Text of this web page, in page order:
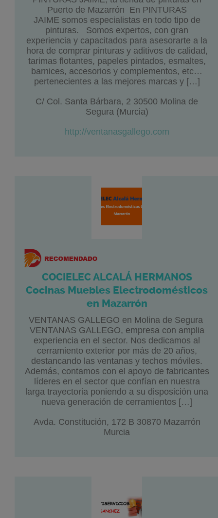
Puerto de Mazarrón En PINTURAS
JAIME somos especialistas en todo tipo de
pinturas. Somos expertos, con gran
experiencia y capacitados para asesorarte a la
hora de comprar pinturas y aditivos de calidad,
tarimas flotantes, papeles pintados, esmaltes,
barnices, accesorios y complementos, etc…
pertenecientes a las mejores marcas y […]
C/ Col. Santa Bárbara, 2 30500 Molina de
Segura (Murcia)
http://ventanasgallego.com
COCIELEC ALCALÁ HERMANOS
Cocinas Muebles Electrodomésticos
en Mazarrón
VENTANAS GALLEGO en Molina de Segura
VENTANAS GALLEGO, empresa con amplia
experiencia en el sector. Nos dedicamos al
cerramiento exterior por más de 20 años,
destancando las ventanas y techos móviles.
Además, contamos con el apoyo de fabricantes
líderes en el sector que confían en nuestra
larga trayectoria poniendo a su disposición una
nueva generación de cerramientos […]
Avda. Constitución, 172 B 30870 Mazarrón
Murcia